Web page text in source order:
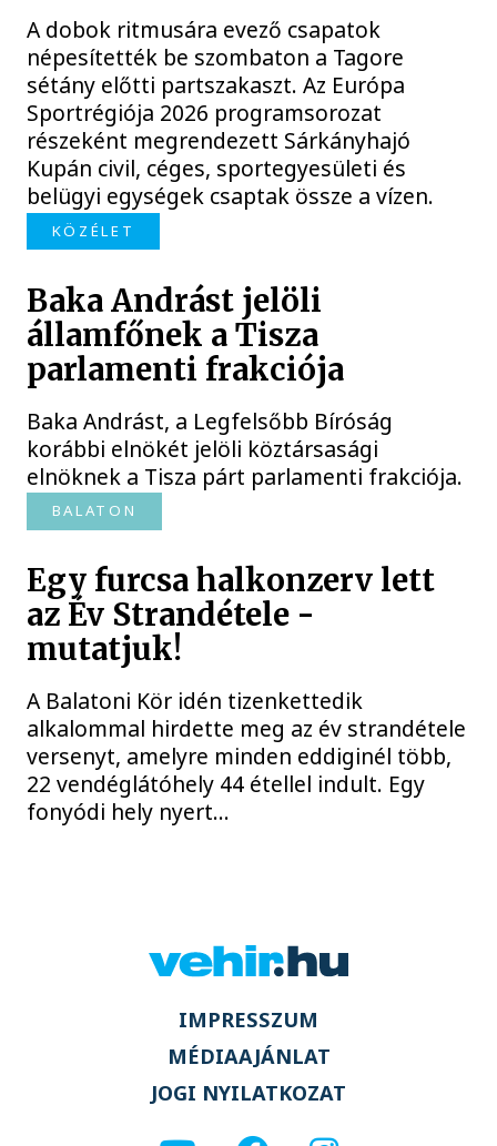
A dobok ritmusára evező csapatok
népesítették be szombaton a Tagore
sétány előtti partszakaszt. Az Európa
Sportrégiója 2026 programsorozat
részeként megrendezett Sárkányhajó
Kupán civil, céges, sportegyesületi és
belügyi egységek csaptak össze a vízen.
KÖZÉLET
Baka Andrást jelöli
államfőnek a Tisza
parlamenti frakciója
Baka Andrást, a Legfelsőbb Bíróság
korábbi elnökét jelöli köztársasági
elnöknek a Tisza párt parlamenti frakciója.
BALATON
Egy furcsa halkonzerv lett
az Év Strandétele -
mutatjuk!
A Balatoni Kör idén tizenkettedik
alkalommal hirdette meg az év strandétele
versenyt, amelyre minden eddiginél több,
22 vendéglátóhely 44 étellel indult. Egy
fonyódi hely nyert...
IMPRESSZUM
MÉDIAAJÁNLAT
JOGI NYILATKOZAT